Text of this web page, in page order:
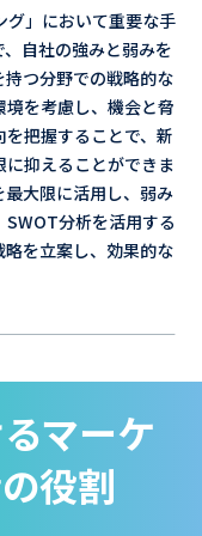
グ」において重要な手
自社の強みと弱みを
つ分野での戦略的な
を考慮し、機会と脅
把握することで、新
抑えることができま
大限に活用し、弱み
分析を活用する
を立案し、効果的な
マーケ
役割